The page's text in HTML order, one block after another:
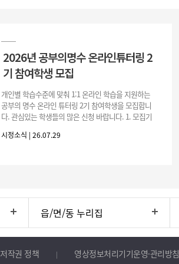
2026년 공부의명수 온라인튜터링 2
기 참여학생 모집
개인별 학습수준에 맞춰 1:1 온라인 학습을 지원하는
공부의 명수 온라인 튜터링 2기 참여학생을 모집합니
다. 관심있는 학생들의 많은 신청 바랍니다. 1. 모집기
시정소식 | 26.07.29
읍/면/동 누리집
저작권 정책 영상정보처리기기운영·관리방침